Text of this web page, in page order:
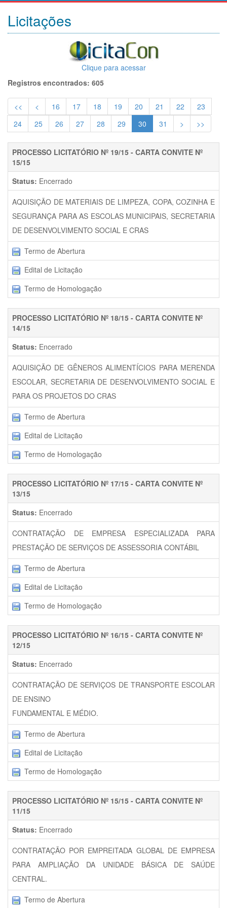
Licitações
Clique para acessar
Registros encontrados: 605
<< < 16 17 18 19 20 21 22
23
24
25 26 27 28 29 30 31 > >>
PROCESSO LICITATÓRIO Nº 19/15 - CARTA CONVITE Nº
15/15
Status: Encerrado
AQUISIÇÃO DE MATERIAIS DE LIMPEZA, COPA, COZINHA E
SEGURANÇA PARA AS ESCOLAS MUNICIPAIS, SECRETARIA
DE DESENVOLVIMENTO SOCIAL E CRAS
Termo de Abertura
Edital de Licitação
Termo de Homologação
PROCESSO LICITATÓRIO Nº 18/15 - CARTA CONVITE Nº
14/15
Status: Encerrado
AQUISIÇÃO DE GÊNEROS ALIMENTÍCIOS PARA MERENDA
ESCOLAR, SECRETARIA DE DESENVOLVIMENTO SOCIAL E
PARA OS PROJETOS DO CRAS
Termo de Abertura
Edital de Licitação
Termo de Homologação
PROCESSO LICITATÓRIO Nº 17/15 - CARTA CONVITE Nº
13/15
Status: Encerrado
CONTRATAÇÃO DE EMPRESA ESPECIALIZADA PARA
PRESTAÇÃO DE SERVIÇOS DE ASSESSORIA CONTÁBIL
Termo de Abertura
Edital de Licitação
Termo de Homologação
PROCESSO LICITATÓRIO Nº 16/15 - CARTA CONVITE Nº
12/15
Status: Encerrado
CONTRATAÇÃO DE SERVIÇOS DE TRANSPORTE ESCOLAR
DE ENSINO
FUNDAMENTAL E MÉDIO.
Termo de Abertura
Edital de Licitação
Termo de Homologação
PROCESSO LICITATÓRIO Nº 15/15 - CARTA CONVITE Nº
11/15
Status: Encerrado
CONTRATAÇÃO POR EMPREITADA GLOBAL DE EMPRESA
PARA AMPLIAÇÃO DA UNIDADE BÁSICA DE SAÚDE
CENTRAL.
Termo de Abertura